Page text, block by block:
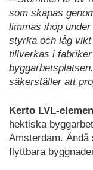
som skapas
limmas ihop
styrka och låg
tillverkas i
säkerställer att
Kerto LVL-
hektiska
Amsterdam.
flyttbara